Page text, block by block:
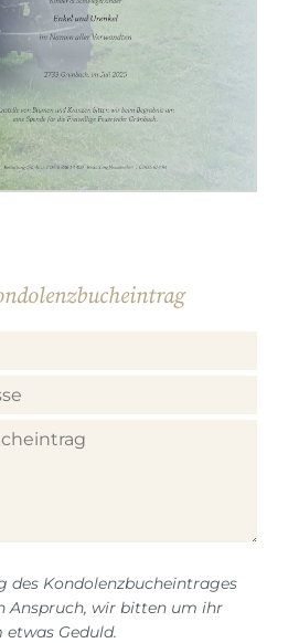
des Kondolenzbucheintrages
Anspruch, wir bitten um ihr
etwas Geduld.